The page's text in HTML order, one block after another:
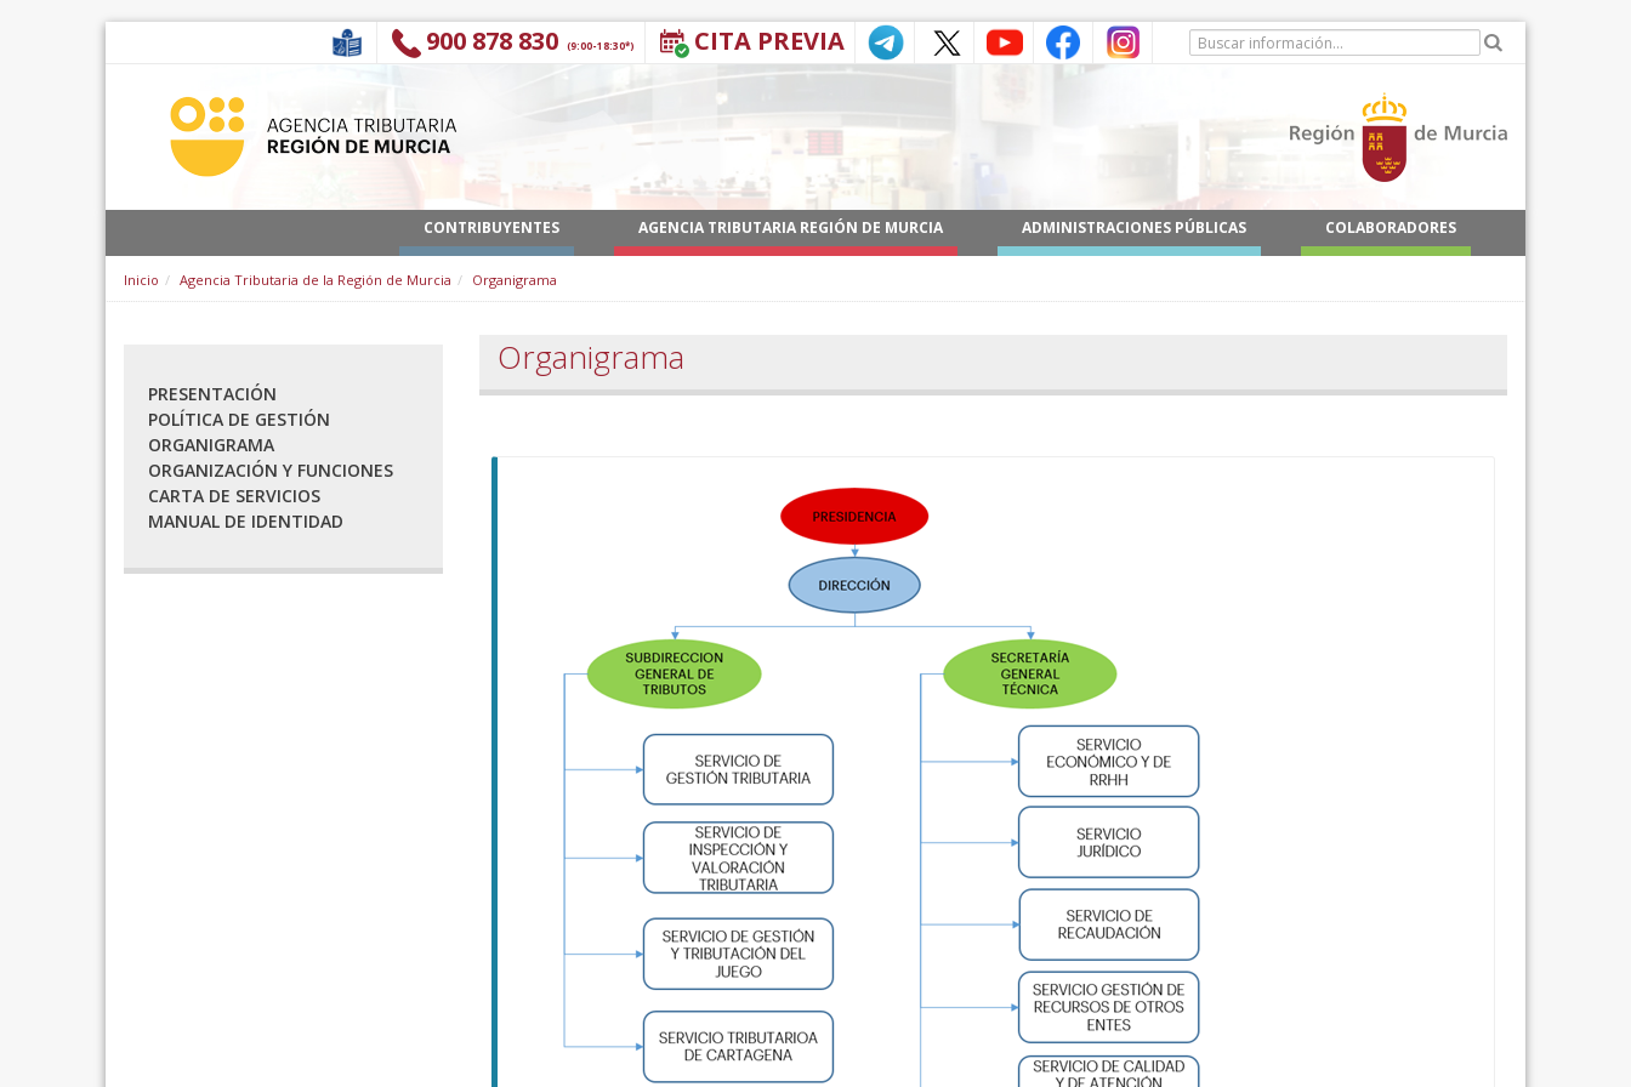
CITA PREVIA
900 878 830 (9:00-18:30*)
CONTRIBUYENTES AGENCIA TRIBUTARIA REGIÓN DE MURCIA ADMINISTRACIONES PÚBLICAS COLABORADORES
Inicio Agencia Tributaria de la Región de Murcia Organigrama
PRESENTACIÓN
POLÍTICA DE GESTIÓN
ORGANIGRAMA
ORGANIZACIÓN Y FUNCIONES
CARTA DE SERVICIOS
MANUAL DE IDENTIDAD
Organigrama